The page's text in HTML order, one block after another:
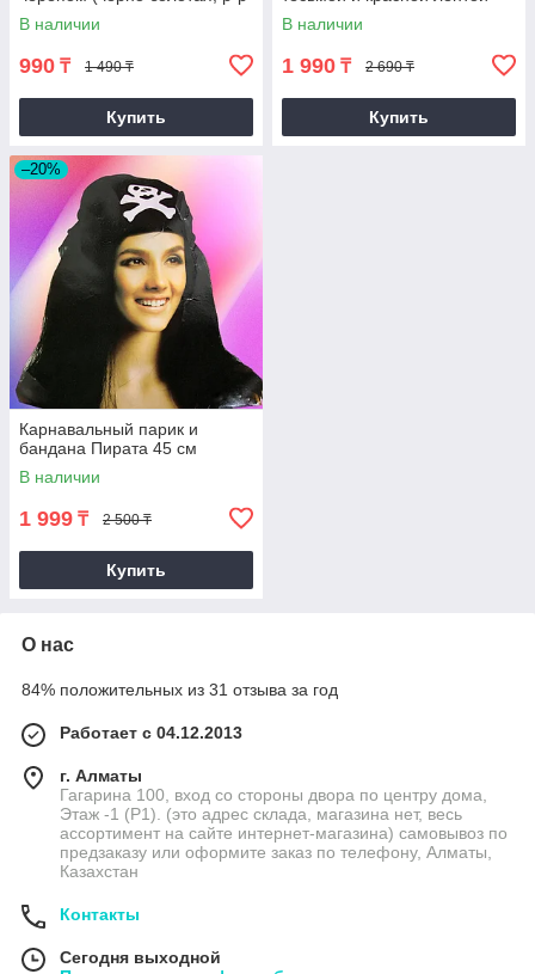
56-58)
В наличии
990 ₸ 1 490 ₸
Купить
В наличии
1 990 ₸ 2 690 ₸
Купить
–20%
Карнавальный парик и
бандана Пирата 45 см
В наличии
1 999 ₸ 2 500 ₸
Купить
О нас
84% положительных из 31 отзыва за год
Работает с 04.12.2013
г. Алматы
Гагарина 100, вход со стороны двора по центру дома,
Этаж -1 (P1). (это адрес склада, магазина нет, весь
ассортимент на сайте интернет-магазина) самовывоз по
предзаказу или оформите заказ по телефону, Алматы,
Казахстан
Контакты
Сегодня выходной